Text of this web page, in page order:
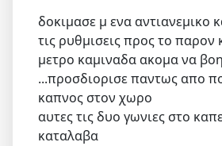
δοκιμασε μ ενα αντιανεμικο
τις ρυθμισεις προς το παρον
μετρο καμιναδα ακομα να
...προσδιορισε παντως απο
καπνος στον χωρο
αυτες τις δυο γωνιες στο
καταλαβα